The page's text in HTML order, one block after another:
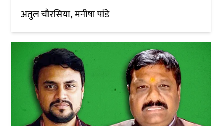
अतुल चौरसिया मनीषा पांडे